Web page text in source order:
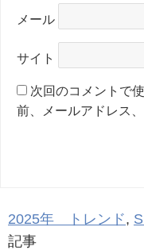
メール
サイト
次回のコメントで
前、メールアドレス
2025年 トレンド,
記事